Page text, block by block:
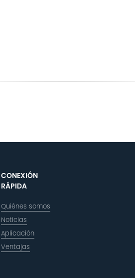
CONEXIÓN
RÁPIDA
Quiénes somos
Noticias
Aplicación
Ventajas